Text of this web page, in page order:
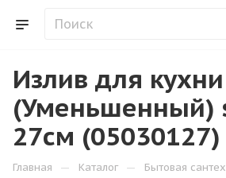
Излив для кухни
(Уменьшенный)
27см (05030127)
Главная — Каталог — Бытовая